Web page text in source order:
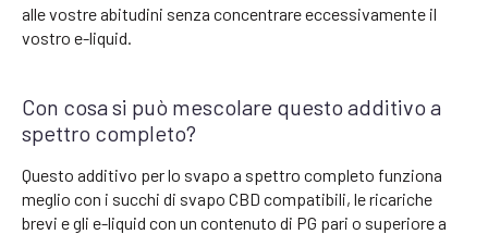
alle vostre abitudini senza concentrare eccessivamente il
vostro e-liquid.
Con cosa si può mescolare questo additivo a
spettro completo?
Questo additivo per lo svapo a spettro completo funziona
meglio con i succhi di svapo CBD compatibili, le ricariche
brevi e gli e-liquid con un contenuto di PG pari o superiore a